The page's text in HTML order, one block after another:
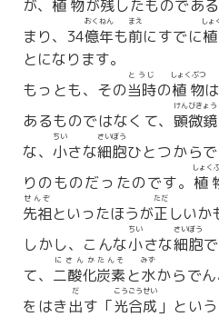
が、 植物が残したものであ
まり、34億
おく
年
ねん
も前
まえ
にすでに
しょ
とになります。
もっとも、その当時
とうじ
の植物
しょくぶつ
は
あるものではなくて、 顕微鏡
けんびきょう
な、 小
ちい
さな細胞
さいぼう
ひとつから
りのものだったのです。 植
しょく
先祖
せんぞ
といったほうが正
ただ
しいか
しかし、こんな小
ちい
さな細胞
さいぼう
て、 二酸化
にさんか
炭素
たんそ
と水
みず
からで
をはき出
だ
す「光合成
こうごうせい
」という